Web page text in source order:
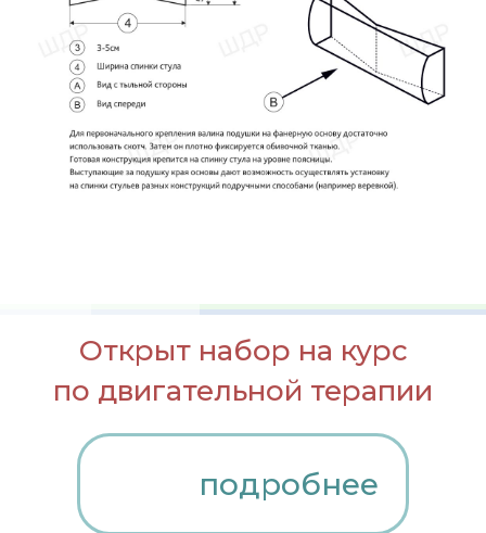
Открыт набор на курс
по двигательной терапии
подробнее